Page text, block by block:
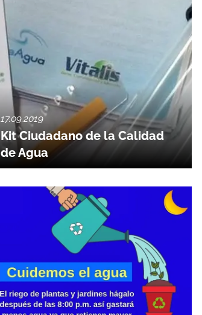
17.09.2019
Kit Ciudadano de la Calidad
de Agua